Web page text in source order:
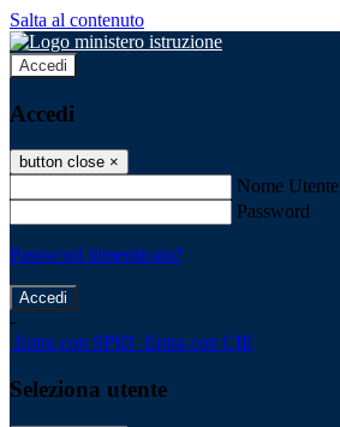
Salta al contenuto
Accedi
Accedi
button close ×
Nome Utente
Password
Password dimenticata?
-
Entra con SPID Entra con CIE
Seleziona utente